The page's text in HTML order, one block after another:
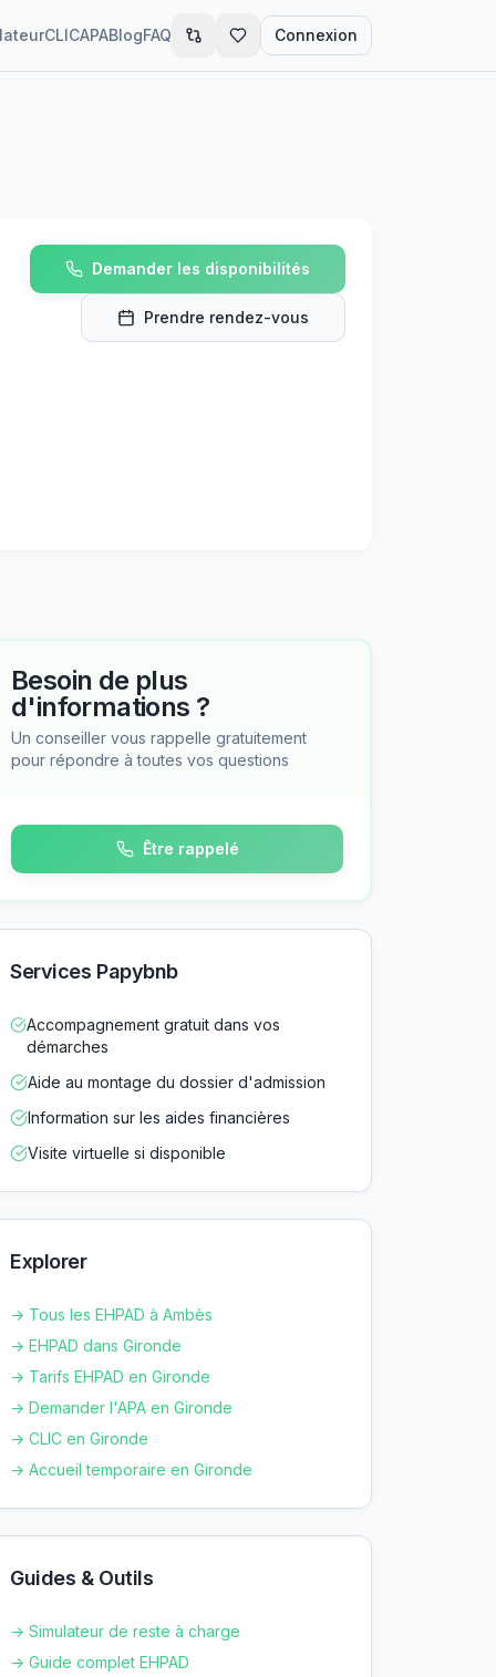
CLICAPABlogFAQ Connexion
Demander les disponibilités
Prendre rendez-vous
Besoin de plus
d'informations ?
Un conseiller vous rappelle gratuitement
pour répondre à toutes vos questions
Être rappelé
Services Papybnb
Accompagnement gratuit dans vos
démarches
Aide au montage du dossier d'admission
Information sur les aides financières
Visite virtuelle si disponible
Explorer
→ Tous les EHPAD à Ambès
→ EHPAD dans Gironde
→ Tarifs EHPAD en Gironde
→ Demander l'APA en Gironde
→ CLIC en Gironde
→ Accueil temporaire en Gironde
Guides & Outils
→ Simulateur de reste à charge
→ Guide complet EHPAD